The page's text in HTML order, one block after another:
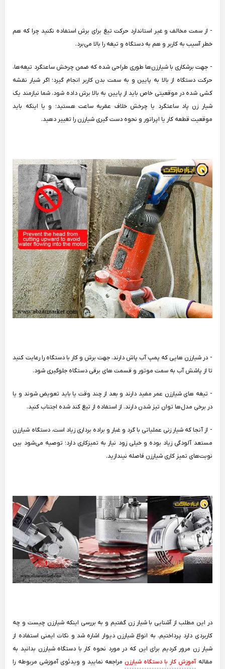
- از سمت مخالف و غیر استاندارد حرکت تیغ برای برش استفاده نکنید چرا که هم
خطر آسیب به کاربر و هم به دستگاه و تیغه را بالا می‌برد.
- جهت برشکاری با شیارزن‌ها طوری طراحی شده که ضمن چرخش ساعتگرد تیغه‌ها،
حرکت دستگاه از بالا به پایین و به سمت بدن کاربر انجام گیرد؛ اگر شیار نقشه
کشی شده در موقعیتی خاص باید از پایین به بالا برش داده شود، شما نیازمند یک
شیار زن پاد ساعتگرد یا چرخش خلاف عقربه ساعت هستید؛ و یا اینکه باید
موقعیت قطعه کار یا اپراتور و نحوه دست گیری شیارزن را تغییر دهید.
- در شیارزن هایی که پمپ آب پاش دارند، جهت برش و کار با دستگاه را رعایت کنید
تا از پاشش آب به سمت موتور و قسمت های برقی دستگاه جلوگیری شود.
- تیغه های شیارزن عمر مفید دارند و بعد از چند وقت یا باید تعویض شوند و یا
در برخی مدل‌ها توان تیز شدن دارند. از استفاده از تیغ کند شده اجتناب کنید.
- از آنجا که شیار زنی عملیاتی با گرد و غبار و براده برداری زیاد است، دستگاه شیارزن
مستعد آلودگی زیاد بوده و خیلی زود نیاز به تمیزکاری دارد؛ توصیه می‌شود بین
نوبت‌های تمیز کاری شیارزن فاصله نیندازید.
در این مطلب از آشنایی با شیار زن گفتیم و به بررسی اینکه شیارزن چیست و چه
کاربردی دارد پرداختیم. به انواع شیارزن دیوار اشاره شد و نکات ایمنی استفاده از
شیار زن مرور کردیم برای این که در مورد نحوه کار با دستگاه شیارزن بدانید به
مقالهآموزش کار با دستگاه شیارزنمراجعه نمایید و ویدئوی آموزشی مربوطه را